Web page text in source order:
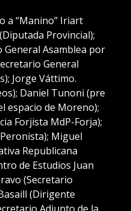
a “Manino” Iriart
Provincial);
Asamblea por
General
Jorge Váttimo.
Daniel Tunoni (pre
espacio de Moreno);
Forjista MdP-Forja);
Miguel
Republicana
de Estudios Juan
(Secretario
(Dirigente